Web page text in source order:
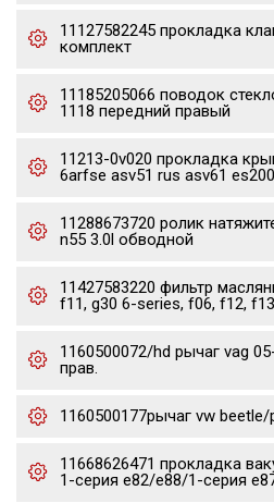
11127582245 прокладка
комплект
11185205066 поводок
1118 передний правый
11213-0v020 прокладка
6arfse asv51 rus asv61
11288673720 ролик
n55 3.0l обводной
11427583220 фильтр
f11, g30 6-series, f06, f12,
1160500072/hd рычаг vag
прав.
1160500177рычаг vw beetle/
11668626471 прокладка
1-серия e82/e88/1-серия